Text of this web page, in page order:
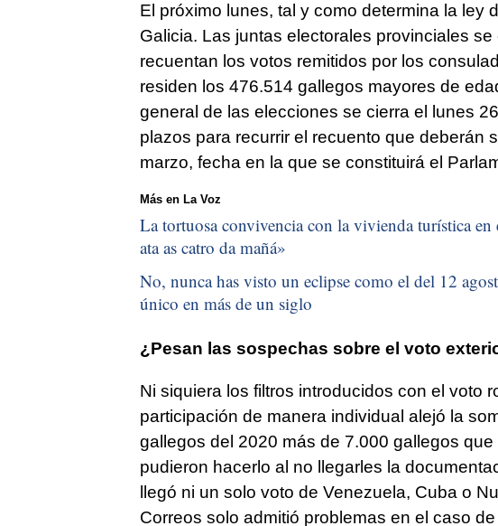
El próximo lunes, tal y como determina la ley
Galicia. Las juntas electorales provinciales
recuentan los votos remitidos por los
residen los 476.514 gallegos mayores de
general de las elecciones se cierra el lunes
plazos para recurrir el recuento que deberán
marzo, fecha en la que se constituirá el
Más en La Voz
La tortuosa convivencia con la vivienda turística en
ata as catro da mañá»
No, nunca has visto un eclipse como el del 12
único en más de un siglo
¿Pesan las sospechas sobre el voto
Ni siquiera los filtros introducidos con el voto
participación de manera individual alejó la
gallegos del 2020 más de 7.000 gallegos
pudieron hacerlo al no llegarles la
llegó ni un solo voto de Venezuela, Cuba o
Correos solo admitió problemas en el caso